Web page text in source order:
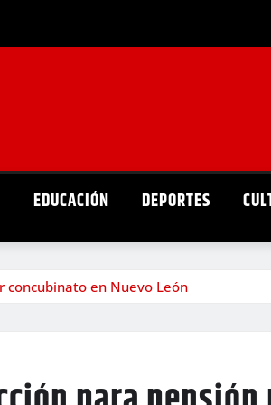
EDUCACIÓN DEPORTES
concubinato en Nuevo León